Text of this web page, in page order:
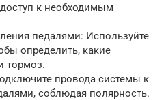
к необходимым
педалями: Используйте
определить, какие
тормоз.
провода системы к
соблюдая полярность.